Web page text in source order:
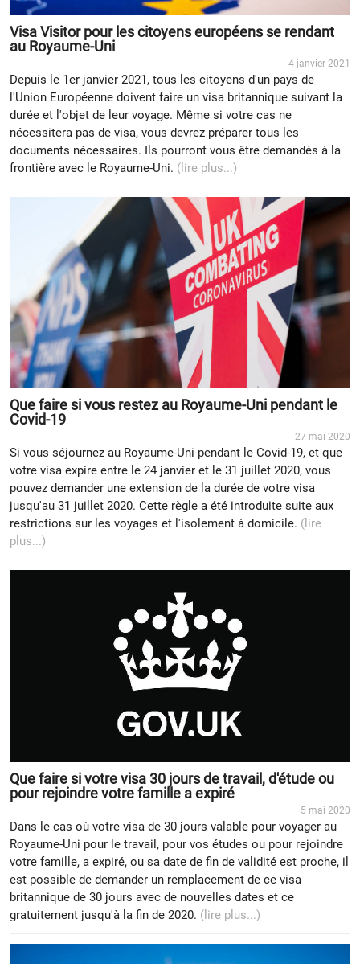
Visa Visitor pour les citoyens européens se rendant
au Royaume-Uni
4 janvier 2021
Depuis le 1er janvier 2021, tous les citoyens d'un pays de
l'Union Européenne doivent faire un visa britannique suivant la
durée et l'objet de leur voyage. Même si votre cas ne
nécessitera pas de visa, vous devrez préparer tous les
documents nécessaires. Ils pourront vous être demandés à la
frontière avec le Royaume-Uni. (lire plus...)
Que faire si vous restez au Royaume-Uni pendant le
Covid-19
27 mai 2020
Si vous séjournez au Royaume-Uni pendant le Covid-19, et que
votre visa expire entre le 24 janvier et le 31 juillet 2020, vous
pouvez demander une extension de la durée de votre visa
jusqu'au 31 juillet 2020. Cette règle a été introduite suite aux
restrictions sur les voyages et l'isolement à domicile. (lire
plus...)
Que faire si votre visa 30 jours de travail, d'étude ou
pour rejoindre votre famille a expiré
5 mai 2020
Dans le cas où votre visa de 30 jours valable pour voyager au
Royaume-Uni pour le travail, pour vos études ou pour rejoindre
votre famille, a expiré, ou sa date de fin de validité est proche, il
est possible de demander un remplacement de ce visa
britannique de 30 jours avec de nouvelles dates et ce
gratuitement jusqu'à la fin de 2020. (lire plus...)